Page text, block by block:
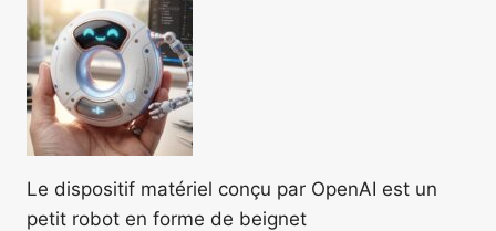
Le dispositif matériel conçu par OpenAI est un
petit robot en forme de beignet